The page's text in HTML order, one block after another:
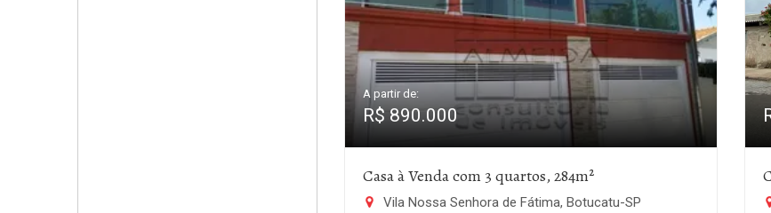
A partir de:
R$ 890.000
Casa à Venda com 3 quartos, 284m²
Vila Nossa Senhora de Fátima, Botucatu-SP